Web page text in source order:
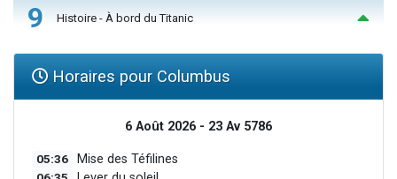
9 Histoire - À bord du Titanic
Horaires pour Columbus
6 Août 2026 - 23 Av 5786
05:36 Mise des Téfilines